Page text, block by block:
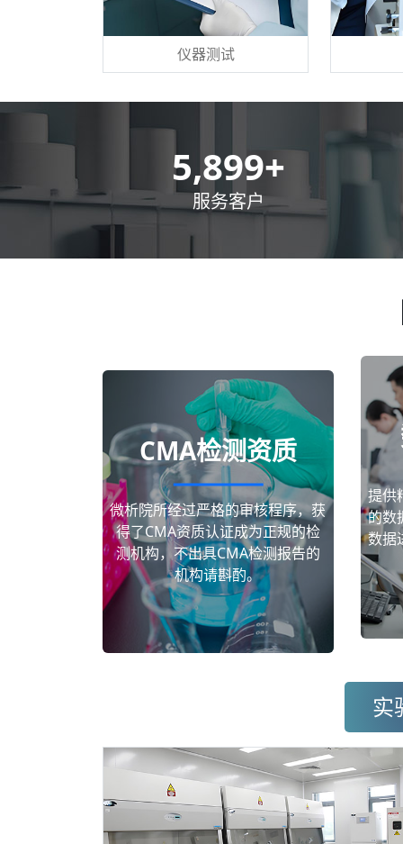
仪器测试
8,500+
服务客户
CMA检测资质
微析院所经过严格的审核程序，获
得了CMA资质认证成为正规的检
测机构，不出具CMA检测报告的
机构请斟酌。
提供
的数
数据
实